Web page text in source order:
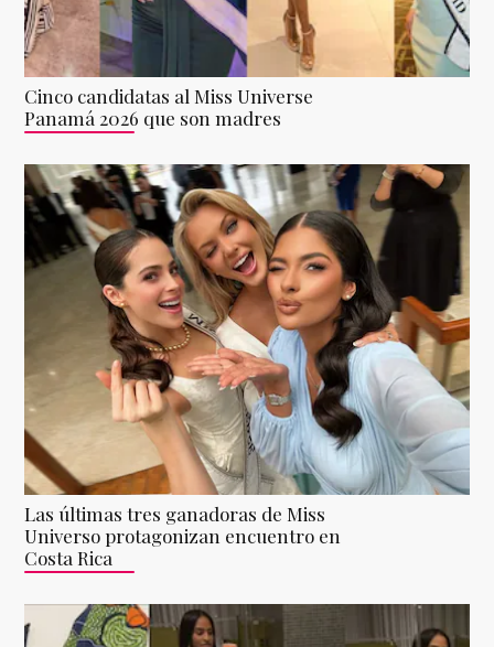
Cinco candidatas al Miss Universe
Panamá 2026 que son madres
Las últimas tres ganadoras de Miss
Universo protagonizan encuentro en
Costa Rica